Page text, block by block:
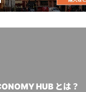
HUB とは？